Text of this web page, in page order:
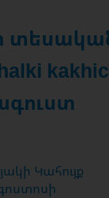
Կահույք